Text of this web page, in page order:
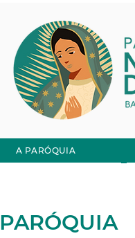
A PARÓQUIA